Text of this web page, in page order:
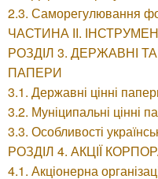
2.3. Саморегулювання
ЧАСТИНА ІІ.
РОЗДІЛ 3. ДЕРЖАВНІ
ПАПЕРИ
3.1. Державні цінні
3.2. Муніципальні цінні
3.3. Особливості
РОЗДІЛ 4. АКЦІЇ
4.1. Акціонерна